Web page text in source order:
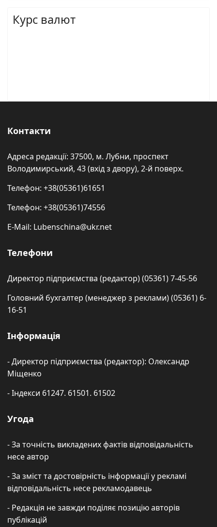
Курс валют
Контакти
Адреса редакції: 37500, м. Лубни, проспект
Володимирський, 43 (вхід з двору), 2-й поверх.
Телефон: +38(05361)61651
Телефон: +38(05361)74556
E-Mail: Lubenschina@ukr.net
Телефони
Директор підприємства (редактор) (05361) 7-45-56
Головний бухгалтер (менеджер з реклами) (05361) 6-
16-51
Інформація
- Директор підприємства (редактор): Олександр
Міщенко
- Індекси 61247. 61501. 61502
Угода
- За точність викладених фактів відповідальність
несе автор
- За зміст та достовірність інформації у рекламі
відповідальність несе рекламодавець
- Редакція не завжди поділяє позицію авторів
публікацій